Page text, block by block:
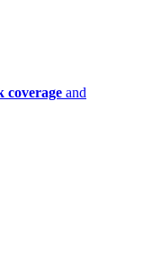
coverage and